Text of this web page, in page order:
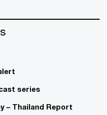
series
– Thailand Report